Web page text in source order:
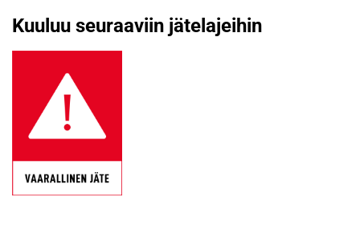
Kuuluu seuraaviin jätelajeihin